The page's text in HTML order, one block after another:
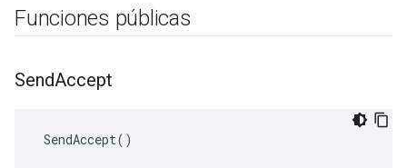
Funciones públicas
SendAccept
SendAccept()